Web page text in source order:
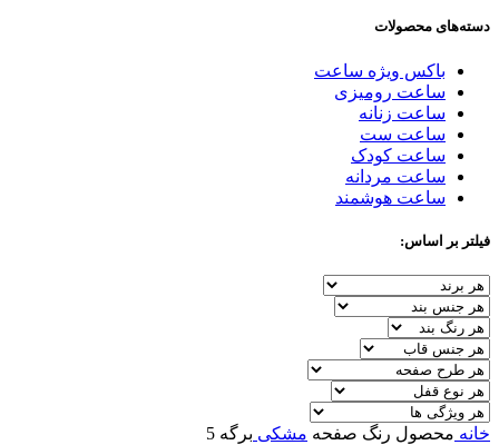
دسته‌های محصولات
باکس ویژه ساعت
ساعت رومیزی
ساعت زنانه
ساعت ست
ساعت کودک
ساعت مردانه
ساعت هوشمند
فیلتر بر اساس:
خانه محصول رنگ صفحه مشکی برگه 5